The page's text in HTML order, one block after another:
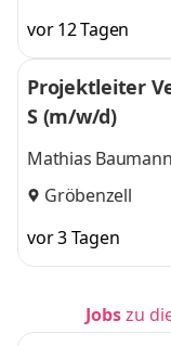
vor 12 Tagen
Projektleiter
S (m/w/d)
Mathias
Gröbenzell
vor 3 Tagen
Jobszu